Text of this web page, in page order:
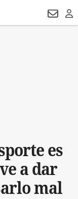
es
a dar
mal